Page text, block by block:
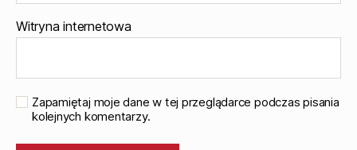
Witryna internetowa
Zapamiętaj moje dane w tej przeglądarce podczas pisania
kolejnych komentarzy.